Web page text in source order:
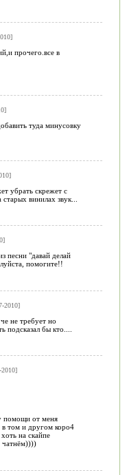
прочего.все в
туда минусовку
убрать скрежет с
винилах звук...
песни "давай делай
помогите!!
2010]
не требует но
подсказал бы кто....
помощи от меня
том и другом коро4
на скайпе
чатнём))))